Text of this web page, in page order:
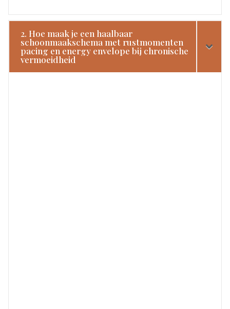
2. Hoe maak je een haalbaar
schoonmaakschema met rustmomenten
pacing en energy envelope bij chronische
vermoeidheid